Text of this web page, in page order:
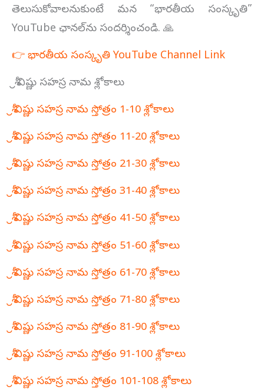
తెలుసుకోవాలనుకుంటే మన “భారతీయ సంస్కృతి”
YouTube ఛానల్‌ను సందర్శించండి. 🙏
👉 భారతీయ సంస్కృతి YouTube Channel Link
శ్రీ విష్ణు సహస్ర నామ శ్లోకాలు
శ్రీ విష్ణు సహస్ర నామ స్తోత్రం 1-10 శ్లోకాలు
శ్రీ విష్ణు సహస్ర నామ స్తోత్రం 11-20 శ్లోకాలు
శ్రీ విష్ణు సహస్ర నామ స్తోత్రం 21-30 శ్లోకాలు
శ్రీ విష్ణు సహస్ర నామ స్తోత్రం 31-40 శ్లోకాలు
శ్రీ విష్ణు సహస్ర నామ స్తోత్రం 41-50 శ్లోకాలు
శ్రీ విష్ణు సహస్ర నామ స్తోత్రం 51-60 శ్లోకాలు
శ్రీ విష్ణు సహస్ర నామ స్తోత్రం 61-70 శ్లోకాలు
శ్రీ విష్ణు సహస్ర నామ స్తోత్రం 71-80 శ్లోకాలు
శ్రీ విష్ణు సహస్ర నామ స్తోత్రం 81-90 శ్లోకాలు
శ్రీ విష్ణు సహస్ర నామ స్తోత్రం 91-100 శ్లోకాలు
శ్రీ విష్ణు సహస్ర నామ స్తోత్రం 101-108 శ్లోకాలు